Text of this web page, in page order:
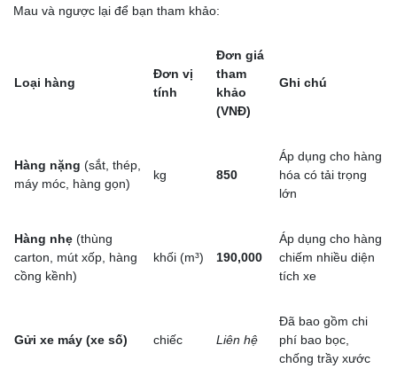
Mau và ngược lại để bạn tham khảo:
Loại hàng
Đơn vị
tính
Đơn giá
tham
khảo
(VNĐ)
Ghi chú
Hàng nặng (sắt, thép,
máy móc, hàng gọn)
kg 850
Áp dụng cho hàng
hóa có tải trọng
lớn
Hàng nhẹ (thùng
carton, mút xốp, hàng
cồng kềnh)
khối (m³) 190,000
Áp dụng cho hàng
chiếm nhiều diện
tích xe
Gửi xe máy (xe số) chiếc Liên hệ
Đã bao gồm chi
phí bao bọc,
chống trầy xước